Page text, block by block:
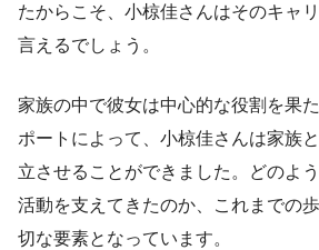
たからこそ、小椋佳さんはそのキャ
言えるでしょう。
家族の中で彼女は中心的な役割を果
ポートによって、小椋佳さんは家族
立させることができました。どのよ
活動を支えてきたのか、これまでの
切な要素となっています。